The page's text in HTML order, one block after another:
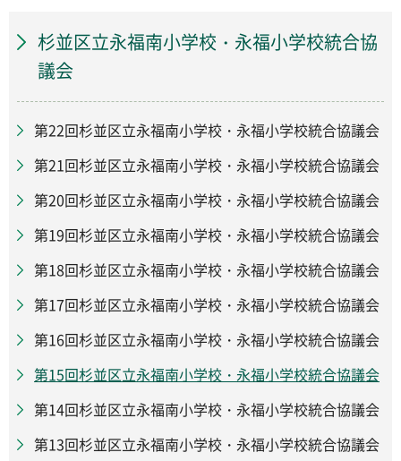
杉並区立永福南小学校・永福小学校統合協
議会
第22回杉並区立永福南小学校・永福小学校統合協議会
第21回杉並区立永福南小学校・永福小学校統合協議会
第20回杉並区立永福南小学校・永福小学校統合協議会
第19回杉並区立永福南小学校・永福小学校統合協議会
第18回杉並区立永福南小学校・永福小学校統合協議会
第17回杉並区立永福南小学校・永福小学校統合協議会
第16回杉並区立永福南小学校・永福小学校統合協議会
第15回杉並区立永福南小学校・永福小学校統合協議会
第14回杉並区立永福南小学校・永福小学校統合協議会
第13回杉並区立永福南小学校・永福小学校統合協議会